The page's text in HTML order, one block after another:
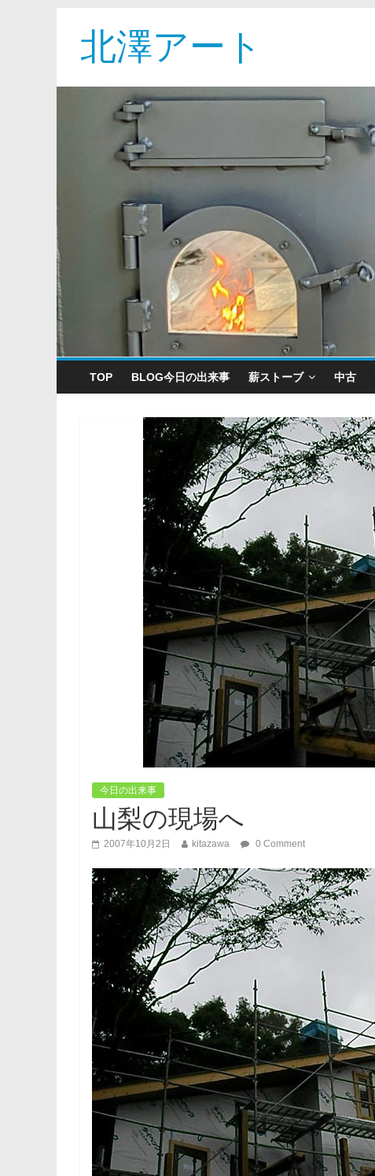
北澤アート
TOP BLOG今日の出来事 薪ストーブ 中古
今日の出来事
山梨の現場へ
2007年10月2日 kitazawa 0 Comment